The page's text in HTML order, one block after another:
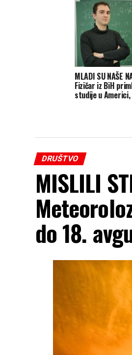
MLADI SU NAŠE
Fizičar iz BiH
studije u Americi,
DRUŠTVO
MISLILI
do 18.